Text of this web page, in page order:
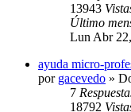
13943
Último
Lun Abr
ayuda micro-
por gacevedo »
7
18792